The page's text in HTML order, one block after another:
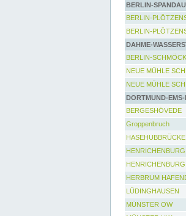
BERLIN-
BERLIN-
BERLIN-
DAHME-
BERLIN-
NEUE MÜHLE
NEUE MÜHLE
DORTMUND-
BERGESHÖVEDE
Groppenbruch
HASEHUBBRÜCKE
HERBRUM
LÜDINGHAUSEN
MÜNSTER OW